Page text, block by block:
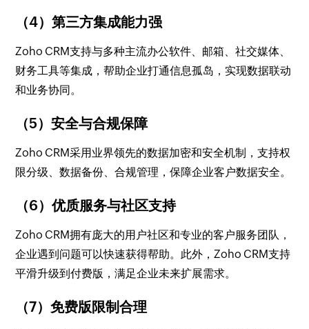
（4）第三方集成能力强
Zoho CRM支持与多种主流办公软件、邮箱、社交媒体、
财务工具等集成，帮助企业打通信息孤岛，实现数据联动
和业务协同。
（5）安全与合规保障
Zoho CRM采用业界领先的数据加密和安全机制，支持权
限分级、数据备份、合规管理，保障企业客户数据安全。
（6）优质服务与社区支持
Zoho CRM拥有庞大的用户社区和专业的客户服务团队，
企业遇到问题可以快速获得帮助。此外，Zoho CRM支持
平滑升级到付费版，满足企业未来扩展需求。
（7）免费版限制合理